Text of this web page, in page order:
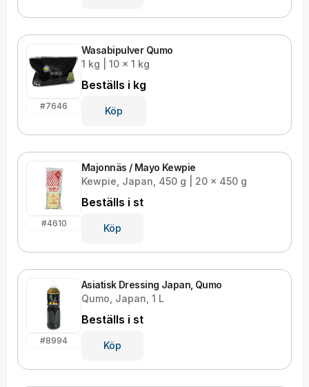
#7646
Wasabipulver Qumo
1 kg | 10 x 1 kg
Beställs i kg
Köp
#4610
Majonnäs / Mayo Kewpie
Kewpie, Japan, 450 g | 20 x 450 g
Beställs i st
Köp
#8994
Asiatisk Dressing Japan, Qumo
Qumo, Japan, 1 L
Beställs i st
Köp